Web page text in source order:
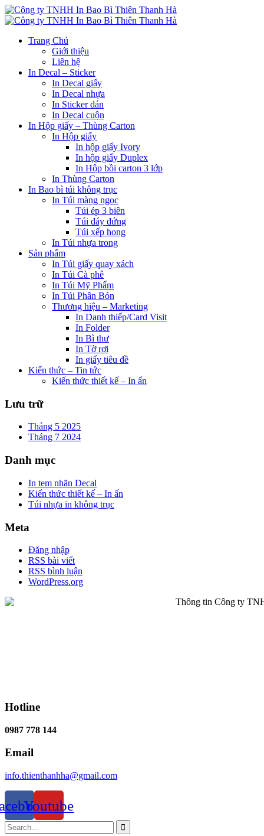
Trang Chủ
Giới thiệu
Liên hệ
In Decal – Sticker
In Decal giấy
In Decal nhựa
In Sticker dán
In Decal cuộn
In Hộp giấy – Thùng Carton
In Hộp giấy
In hộp giấy Ivory
In hộp giấy Duplex
In Hộp bồi carton 3 lớp
In Thùng Carton
In Bao bì túi không trục
In Túi màng ngọc
Túi ép 3 biên
Túi đáy đứng
Túi xếp hong
In Túi nhựa trong
Sản phẩm
In Túi giấy quay xách
In Túi Cà phê
In Túi Mỹ Phẩm
In Túi Phân Bón
Thương hiệu – Marketing
In Danh thiếp/Card Visit
In Folder
In Bì thư
In Tờ rơi
In giấy tiêu đề
Kiến thức – Tin tức
Kiến thức thiết kế – In ấn
Lưu trữ
Tháng 5 2025
Tháng 7 2024
Danh mục
In tem nhãn Decal
Kiến thức thiết kế – In ấn
Túi nhựa in không trục
Meta
Đăng nhập
RSS bài viết
RSS bình luận
WordPress.org
Hotline
0987 778 144
Email
info.thienthanhha@gmail.com
Youtube